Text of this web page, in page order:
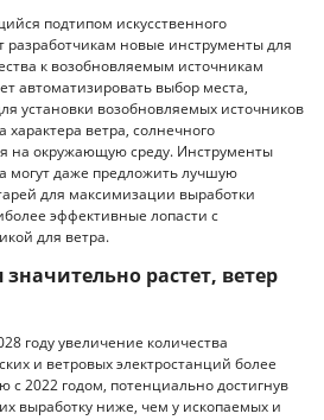
подтипом искусственного
разработчикам новые инструменты для
к возобновляемым источникам
автоматизировать выбор места,
установки возобновляемых источников
ветра, солнечного
на окружающую среду. Инструменты
могут даже предложить лучшую
для максимизации выработки
эффективные лопасти с
для ветра.
растет, ветер
году увеличение количества
и ветровых электростанций более
с 2022 годом, потенциально достигнув
выработку ниже, чем у ископаемых и